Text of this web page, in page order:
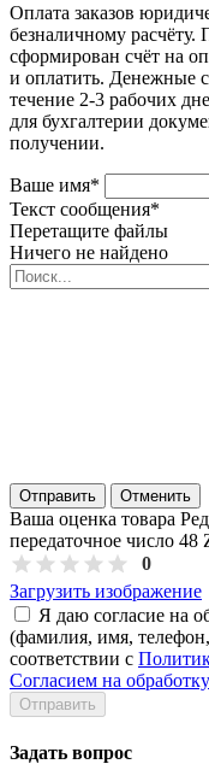
Оплата заказов
безналичному расчёту.
сформирован счёт на
и оплатить. Денежные
течение 2-3 рабочих
для бухгалтерии
получении.
Ваше имя*
Текст сообщения*
Перетащите файлы
Ничего не найдено
Отправить Отменить
Ваша оценка товара
передаточное число
0
Загрузить изображение
Я даю согласие на
(фамилия, имя,
соответствии с
Согласием на
Задать вопрос